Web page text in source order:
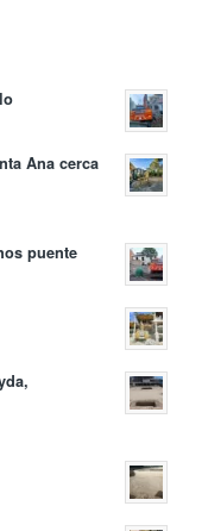
Ana cerca
puente